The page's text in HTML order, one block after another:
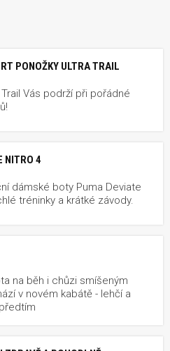
PONOŽKY ULTRA TRAIL
Vás podrží při pořádné
NITRO 4
dámské boty Puma Deviate
tréninky a krátké závody.
na běh i chůzi smíšeným
v novém kabátě - lehčí a